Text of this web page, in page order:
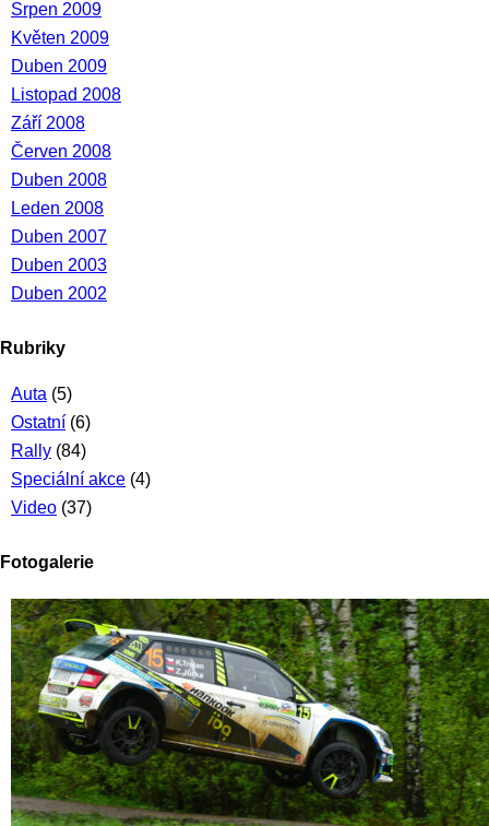
Srpen 2009
Květen 2009
Duben 2009
Listopad 2008
Září 2008
Červen 2008
Duben 2008
Leden 2008
Duben 2007
Duben 2003
Duben 2002
Rubriky
Auta (5)
Ostatní (6)
Rally (84)
Speciální akce (4)
Video (37)
Fotogalerie